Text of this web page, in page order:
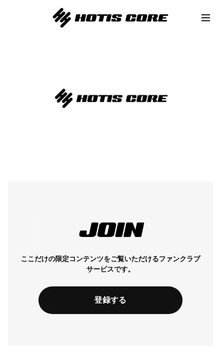
ここだけの限定コンテンツをご覧いただけるファンクラブ
サービスです。
登録する